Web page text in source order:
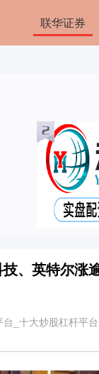
联华证券
、英特尔涨
_十大炒股杠杆平台